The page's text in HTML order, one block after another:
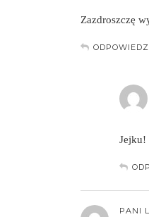
Zazdroszczę
ODPOWIEDZ
Jejku!
PANI